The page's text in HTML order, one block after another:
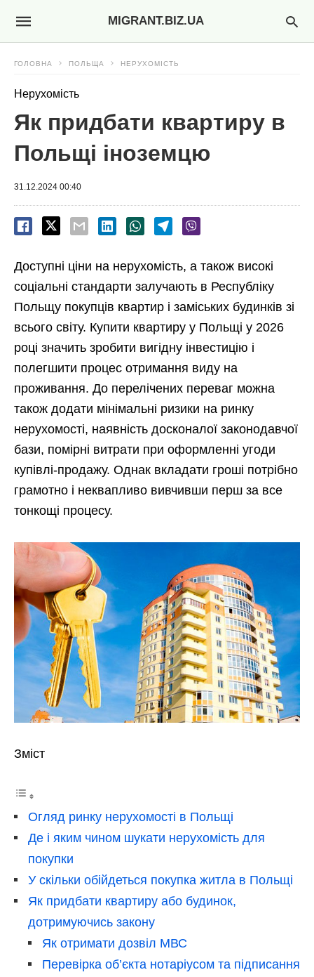
MIGRANT.BIZ.UA
ГОЛОВНА ПОЛЬЩА НЕРУХОМІСТЬ
Нерухомість
Як придбати квартиру в
Польщі іноземцю
31.12.2024 00:40
Доступні ціни на нерухомість, а також високі
соціальні стандарти залучають в Республіку
Польщу покупців квартир і заміських будинків зі
всього світу. Купити квартиру у Польщі у 2026
році значить зробити вигідну інвестицію і
полегшити процес отримання виду на
проживання. До перелічених переваг можна
також додати мінімальні ризики на ринку
нерухомості, наявність досконалої законодавчої
бази, помірні витрати при оформленні угоди
купівлі-продажу. Однак вкладати гроші потрібно
грамотно і неквапливо вивчивши перш за все
тонкощі процесу.
Зміст
Огляд ринку нерухомості в Польщі
Де і яким чином шукати нерухомість для
покупки
У скільки обійдеться покупка житла в Польщі
Як придбати квартиру або будинок,
дотримуючись закону
Як отримати дозвіл МВС
Перевірка об’єкта нотаріусом та підписання